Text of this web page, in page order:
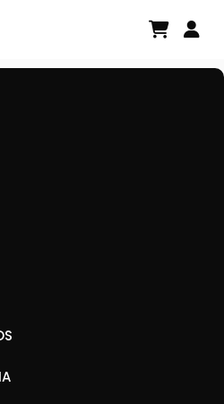
mesmos: verdade e
Foucault